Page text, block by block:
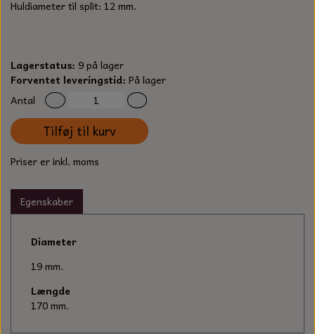
FORANKRING
DYBEL
OLIE TIL SMÅMOTORER & HAVEMASKINER
TÆNDRØR
SPÆNDEBÅND
UNIVERSAL KABLER OG TILBEHØR
GAVEKORT
STIKSAV KLINGER
KNIVE OG TILBEHØR
ARBEJDSLYS
MEJSLER
Huldiameter til split: 12 mm.
Lagerstatus: 9 på lager
Forventet leveringstid: På lager
Antal
Tilføj til kurv
Priser er inkl. moms
Egenskaber
Diameter
19 mm.
Længde
170 mm.